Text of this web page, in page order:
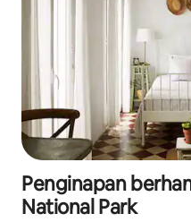
Penginapan
National Park